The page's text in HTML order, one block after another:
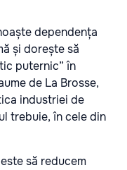
dependența
și dorește să
puternic” în
de La Brosse,
industriei de
trebuie, în cele din
să reducem